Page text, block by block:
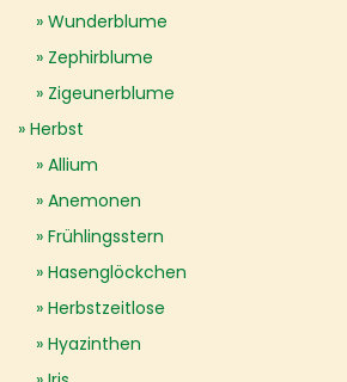
Wunderblume
Zephirblume
Zigeunerblume
Herbst
Allium
Anemonen
Frühlingsstern
Hasenglöckchen
Herbstzeitlose
Hyazinthen